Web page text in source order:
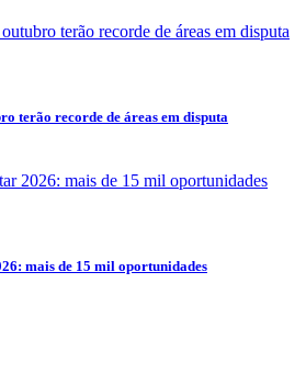
terão recorde de áreas em disputa
mais de 15 mil oportunidades